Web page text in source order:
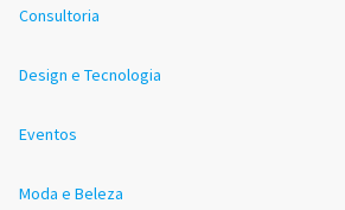
Consultoria
Design e Tecnologia
Eventos
Moda e Beleza